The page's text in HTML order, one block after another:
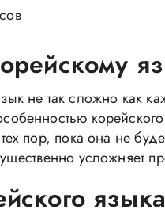
не так сложно как
пор, пока она не
усложняет